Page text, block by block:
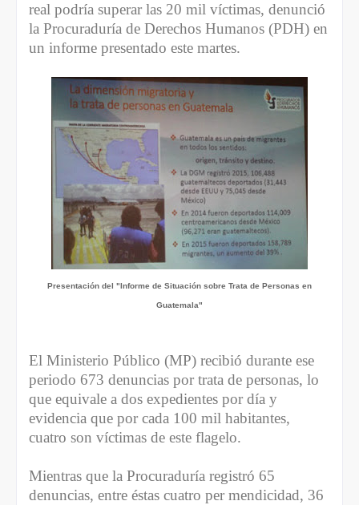
real podría superar las 20 mil víctimas, denunció
la Procuraduría de Derechos Humanos (PDH) en
un informe presentado este martes.
Presentación del "Informe de Situación sobre Trata de Personas en
Guatemala"
El Ministerio Público (MP) recibió durante ese
periodo 673 denuncias por trata de personas, lo
que equivale a dos expedientes por día y
evidencia que por cada 100 mil habitantes,
cuatro son víctimas de este flagelo.
Mientras que la Procuraduría registró 65
denuncias, entre éstas cuatro per mendicidad, 36